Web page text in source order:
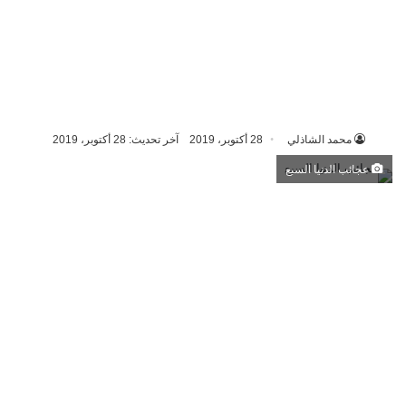
محمد الشاذلي 28 أكتوبر، 2019 آخر تحديث: 28 أكتوبر، 2019
عجائب الدنيا السبع